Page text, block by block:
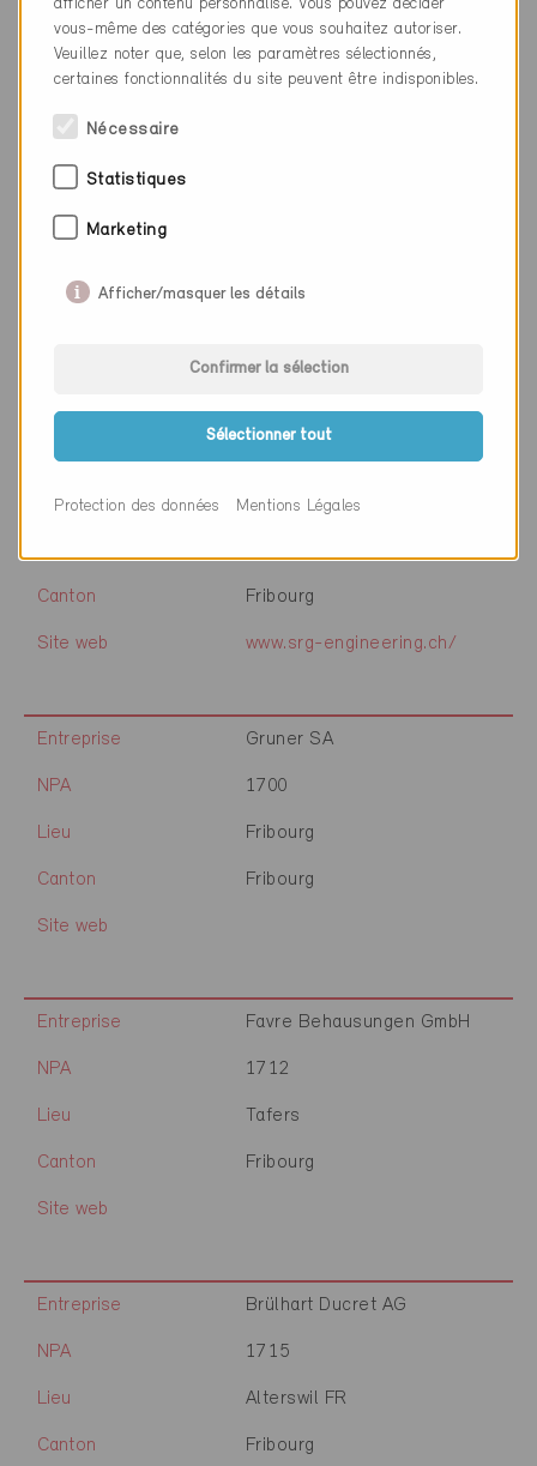
Canton Fribourg
Site web
Canton Fribourg
Entreprise
NPA 1700
Canton Fribourg
Site web www.srg-engineering.ch/
Entreprise Gruner SA
NPA 1700
Lieu Fribourg
Canton Fribourg
Site web
Entreprise Favre Behausungen GmbH
NPA 1712
Lieu Tafers
Canton Fribourg
Site web
Entreprise Brülhart Ducret AG
NPA 1715
Lieu Alterswil FR
Canton Fribourg
afficher un contenu personnalisé. Vous pouvez décider
vous-même des catégories que vous souhaitez autoriser.
Veuillez noter que, selon les paramètres sélectionnés,
certaines fonctionnalités du site peuvent être indisponibles.
Nécessaire
Statistiques
Marketing
Afficher/masquer les détails
Confirmer la sélection
Sélectionner tout
Protection des données Mentions Légales